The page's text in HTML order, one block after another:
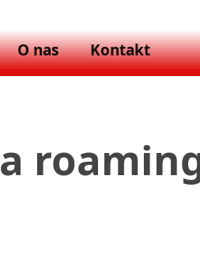
O nas Kontakt